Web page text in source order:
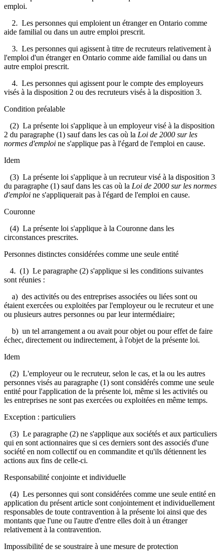
emploi.
2. Les personnes qui emploient un étranger en Ontario comme
aide familial ou dans un autre emploi prescrit.
3. Les personnes qui agissent à titre de recruteurs relativement à
l'emploi d'un étranger en Ontario comme aide familial ou dans un
autre emploi prescrit.
4. Les personnes qui agissent pour le compte des employeurs
visés à la disposition 2 ou des recruteurs visés à la disposition 3.
Condition préalable
(2) La présente loi s'applique à un employeur visé à la disposition
2 du paragraphe (1) sauf dans les cas où la Loi de 2000 sur les
normes d'emploi ne s'applique pas à l'égard de l'emploi en cause.
Idem
(3) La présente loi s'applique à un recruteur visé à la disposition 3
du paragraphe (1) sauf dans les cas où la Loi de 2000 sur les normes
d'emploi ne s'appliquerait pas à l'égard de l'emploi en cause.
Couronne
(4) La présente loi s'applique à la Couronne dans les
circonstances prescrites.
Personnes distinctes considérées comme une seule entité
4. (1) Le paragraphe (2) s'applique si les conditions suivantes
sont réunies :
a) des activités ou des entreprises associées ou liées sont ou
étaient exercées ou exploitées par l'employeur ou le recruteur et une
ou plusieurs autres personnes ou par leur intermédiaire;
b) un tel arrangement a ou avait pour objet ou pour effet de faire
échec, directement ou indirectement, à l'objet de la présente loi.
Idem
(2) L'employeur ou le recruteur, selon le cas, et la ou les autres
personnes visés au paragraphe (1) sont considérés comme une seule
entité pour l'application de la présente loi, même si les activités ou
les entreprises ne sont pas exercées ou exploitées en même temps.
Exception : particuliers
(3) Le paragraphe (2) ne s'applique aux sociétés et aux particuliers
qui en sont actionnaires que si ces derniers sont des associés d'une
société en nom collectif ou en commandite et qu'ils détiennent les
actions aux fins de celle-ci.
Responsabilité conjointe et individuelle
(4) Les personnes qui sont considérées comme une seule entité en
application du présent article sont conjointement et individuellement
responsables de toute contravention à la présente loi ainsi que des
montants que l'une ou l'autre d'entre elles doit à un étranger
relativement à la contravention.
Impossibilité de se soustraire à une mesure de protection